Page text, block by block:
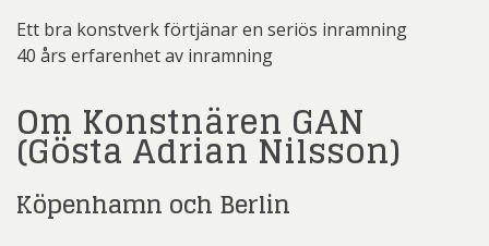
Ett bra konstverk förtjänar en seriös inramning
40 års erfarenhet av inramning
Om Konstnären GAN
(Gösta Adrian Nilsson)
Köpenhamn och Berlin